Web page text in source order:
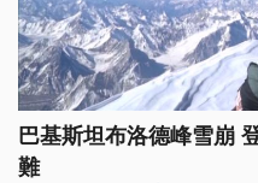
巴基斯坦布洛德峰雪崩
難